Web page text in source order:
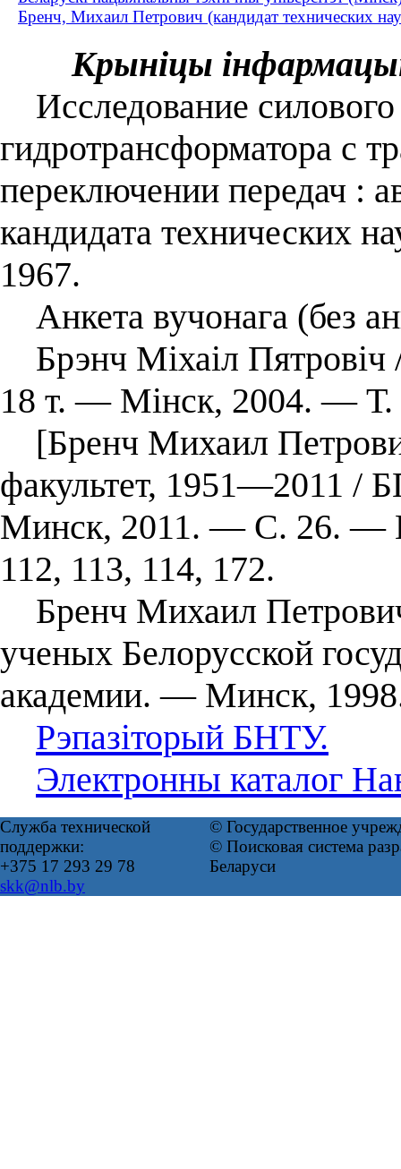
Бренч, Михаил Петрович (кандидат технических
Крыніцы
Исследование силового
гидротрансформатора с
переключении передач :
кандидата
1967.
Анкета вучонага (без
Брэнч Міхаіл Пятровіч
18 т. — Мінск, 2004. —
[Бренч Михаил
факультет,
Минск, 2011. — С. 26. —
112, 113, 114, 172.
Бренч Михаил
ученых Белорусской
академии. — Минск,
Рэпазіторый БНТУ.
Электронны каталог
Служба технической
поддержки:
+375 17 293 29 78
skk@nlb.by
© Государственное
© Поисковая система
Беларуси